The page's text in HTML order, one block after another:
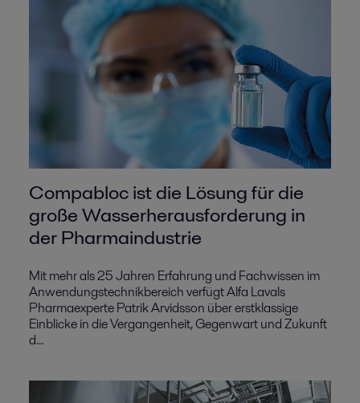
Compabloc ist die Lösung für die
große Wasserherausforderung in
der Pharmaindustrie
Mit mehr als 25 Jahren Erfahrung und Fachwissen im
Anwendungstechnikbereich verfügt Alfa Lavals
Pharmaexperte Patrik Arvidsson über erstklassige
Einblicke in die Vergangenheit, Gegenwart und Zukunft
d...